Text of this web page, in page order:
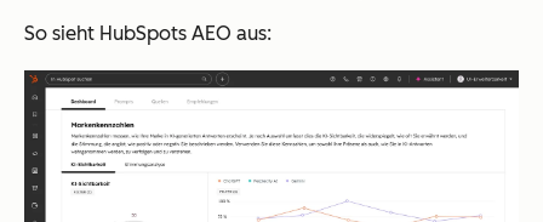
So sieht HubSpots AEO aus: